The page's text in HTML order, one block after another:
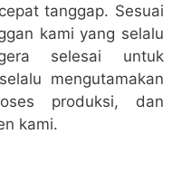
tanggap. Sesuai
kami yang selalu
selesai untuk
mengutamakan
produksi, dan
kami.